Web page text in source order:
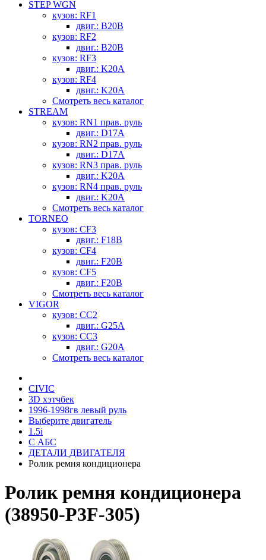
STEP WGN
кузов: RF1
двиг.: B20B
кузов: RF2
двиг.: B20B
кузов: RF3
двиг.: K20A
кузов: RF4
двиг.: K20A
Смотреть весь каталог
STREAM
кузов: RN1 прав. руль
двиг.: D17A
кузов: RN2 прав. руль
двиг.: D17A
кузов: RN3 прав. руль
двиг.: K20A
кузов: RN4 прав. руль
двиг.: K20A
Смотреть весь каталог
TORNEO
кузов: CF3
двиг.: F18B
кузов: CF4
двиг.: F20B
кузов: CF5
двиг.: F20B
Смотреть весь каталог
VIGOR
кузов: CC2
двиг.: G25A
кузов: CC3
двиг.: G20A
Смотреть весь каталог
CIVIC
3D хэтчбек
1996-1998гв левый руль
Выберите двигатель
1.5i
С АБС
ДЕТАЛИ ДВИГАТЕЛЯ
Ролик ремня кондиционера
Ролик ремня кондиционера
(38950-P3F-305)